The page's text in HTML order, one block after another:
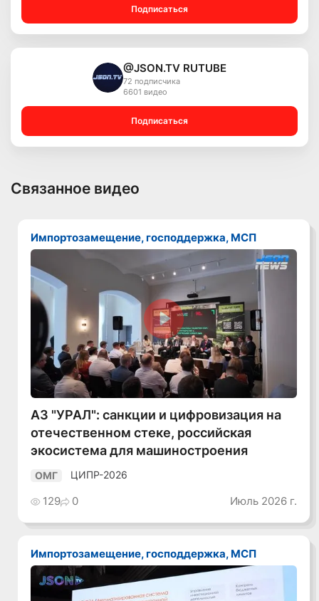
Подписаться
@JSON.TV RUTUBE
72 подписчика
6601 видео
Подписаться
Связанное видео
Импортозамещение, господдержка, МСП
Смотреть видео
АЗ "УРАЛ": санкции и цифровизация на
отечественном стеке, российская
экосистема для машиностроения
ОМГ ЦИПР-2026
129 0 Июль 2026 г.
Импортозамещение, господдержка, МСП